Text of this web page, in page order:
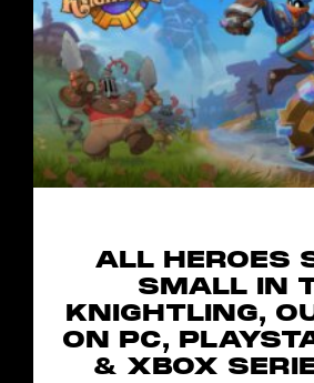
ALL HEROES
SMALL IN
KNIGHTLING,
ON PC,
& XBOX